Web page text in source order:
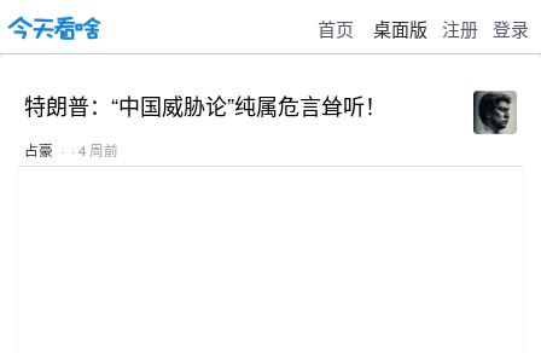
首页 桌面版 注册 登录
特朗普：“中国威胁论”纯属危言耸听！
占豪 · · 4 周前